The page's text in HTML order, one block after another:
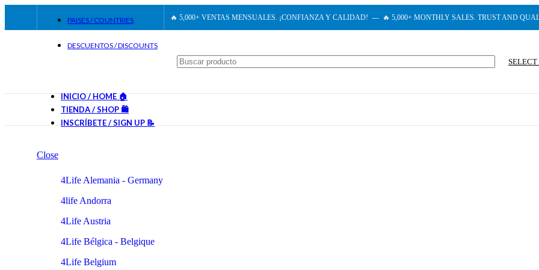
PAISES / COUNTRIES
DESCUENTOS / DISCOUNTS
🔥 5,000+ VENTAS MENSUALES. ¡CONFIANZA Y CALIDAD! --- 🔥 5,000+ MONTHLY SALES. TRUST AND
SELECT
INICIO / HOME 🏠
TIENDA / SHOP 🛍️
INSCRÍBETE / SIGN UP 📝
Close
4Life Alemania - Germany
4life Andorra
4Life Austria
4Life Bélgica - Belgique
4Life Belgium